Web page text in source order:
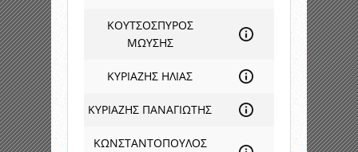
ΚΟΥΤΣΟΣΠΥΡΟΣ
ΜΩΥΣΗΣ
ΚΥΡΙΑΖΗΣ ΗΛΙΑΣ
ΚΥΡΙΑΖΗΣ ΠΑΝΑΓΙΩΤΗΣ
ΚΩΝΣΤΑΝΤΟΠΟΥΛΟΣ